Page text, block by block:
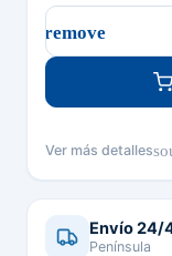
Ver más detalles
Envío 24/
Península